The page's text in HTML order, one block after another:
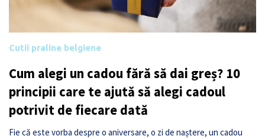
Cutii praline belgiene
Cum alegi un cadou fără să dai greș? 10
principii care te ajută să alegi cadoul
potrivit de fiecare dată
Fie că este vorba despre o aniversare, o zi de naștere, un cadou